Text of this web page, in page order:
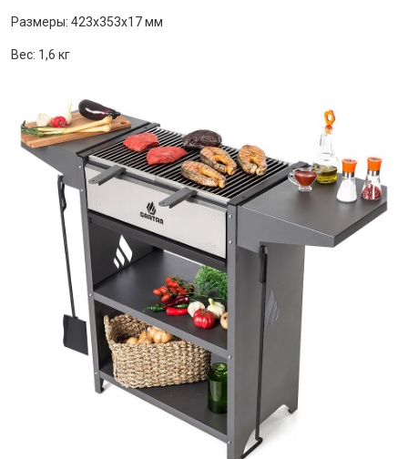
Размеры: 423х353х17 мм
Вес: 1,6 кг